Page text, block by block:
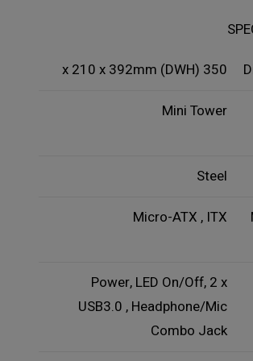
350 x 210 x 392mm (DWH)
Mini Tower
Steel
Micro-ATX , ITX
Power, LED On/Off, 2 x
USB3.0 , Headphone/Mic
Combo Jack